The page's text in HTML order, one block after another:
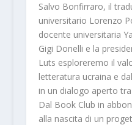
Salvo Bonfirraro, il
universitario Lorenzo
docente universitaria
Gigi Donelli e la
Luts esploreremo il
letteratura ucraina e
in un dialogo aperto
Dal Book Club in
alla nascita di un